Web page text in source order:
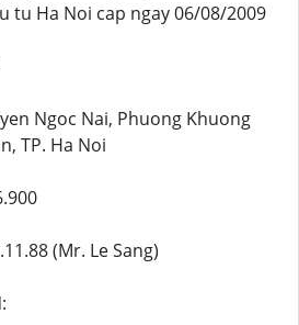
tu Ha Noi cap ngay 06/08/2009
Ngoc Nai, Phuong Khuong
TP. Ha Noi
(Mr. Le Sang)